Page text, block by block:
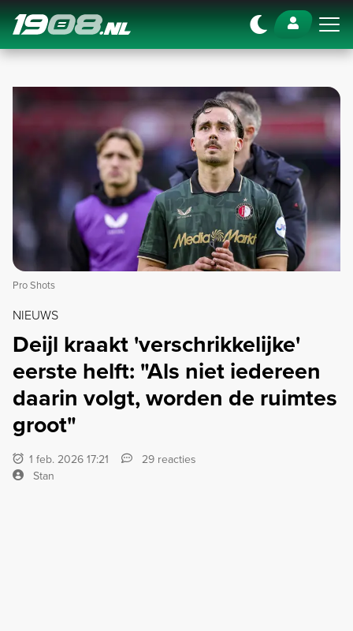
Navigation
Pro Shots
NIEUWS
Deijl kraakt 'verschrikkelijke'
eerste helft: "Als niet iedereen
daarin volgt, worden de ruimtes
groot"
1 feb. 2026 17:21
29 reacties
Stan